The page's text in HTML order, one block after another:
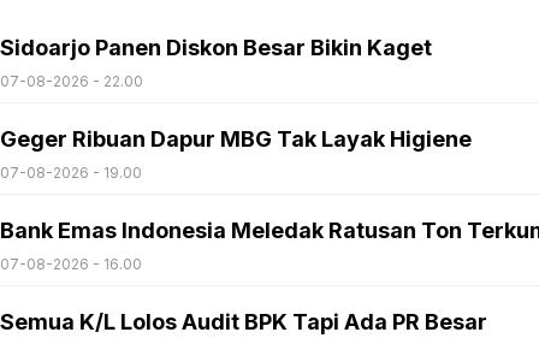
Sidoarjo Panen Diskon Besar Bikin Kaget
07-08-2026 - 22.00
Geger Ribuan Dapur MBG Tak Layak Higiene
07-08-2026 - 19.00
Bank Emas Indonesia Meledak Ratusan Ton
07-08-2026 - 16.00
Semua K/L Lolos Audit BPK Tapi Ada PR Besar